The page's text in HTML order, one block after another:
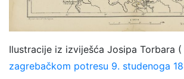
Ilustracije iz izviješća Josipa Torbara (
zagrebačkom potresu 9. studenoga